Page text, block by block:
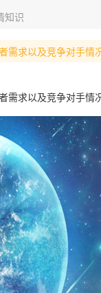
知识
求以及竞争对手情
求以及竞争对手情